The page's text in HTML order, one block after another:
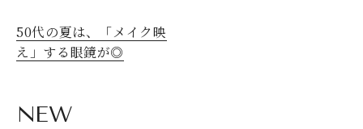
50代の夏は、「メイク映
え」する眼鏡が◎
NEW